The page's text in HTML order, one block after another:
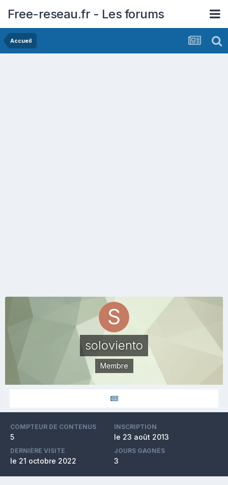
Free-reseau.fr - Les forums
Accueil
soloviento
Membre
COMPTEUR DE CONTENUS
5
INSCRIPTION
le 23 août 2013
DERNIÈRE VISITE
le 21 octobre 2022
JOURS GAGNÉS
3